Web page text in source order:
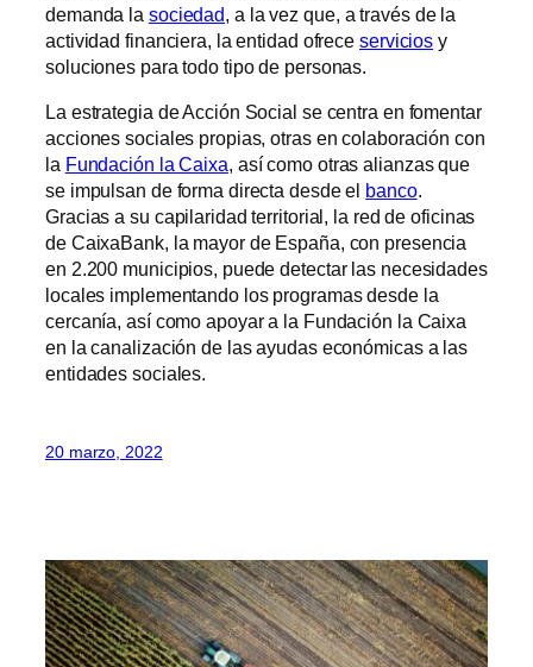
demanda la sociedad , a la vez que, a través de la
actividad financiera, la entidad ofrece servicios y
soluciones para todo tipo de personas.
La estrategia de Acción Social se centra en fomentar
acciones sociales propias, otras en colaboración con
la Fundación la Caixa, así como otras alianzas que
se impulsan de forma directa desde el banco.
Gracias a su capilaridad territorial, la red de oficinas
de CaixaBank, la mayor de España, con presencia
en 2.200 municipios, puede detectar las necesidades
locales implementando los programas desde la
cercanía, así como apoyar a la Fundación la Caixa
en la canalización de las ayudas económicas a las
entidades sociales.
20 marzo, 2022